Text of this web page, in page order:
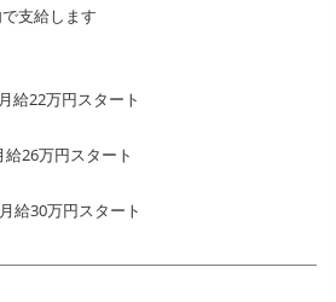
運営する安定企業で、さまざまな経験を積め
規出店の予定があり、安心して長く働けるこ
はソムリエなどの資格取得を支援するなど、
タッフの成長・学び・チャレンジを支える風
期休暇がしっかりとれることで、プライベー
緒に切磋琢磨し、新店舗で楽しく成長して
支給します
給22万円スタート
26万円スタート
給30万円スタート